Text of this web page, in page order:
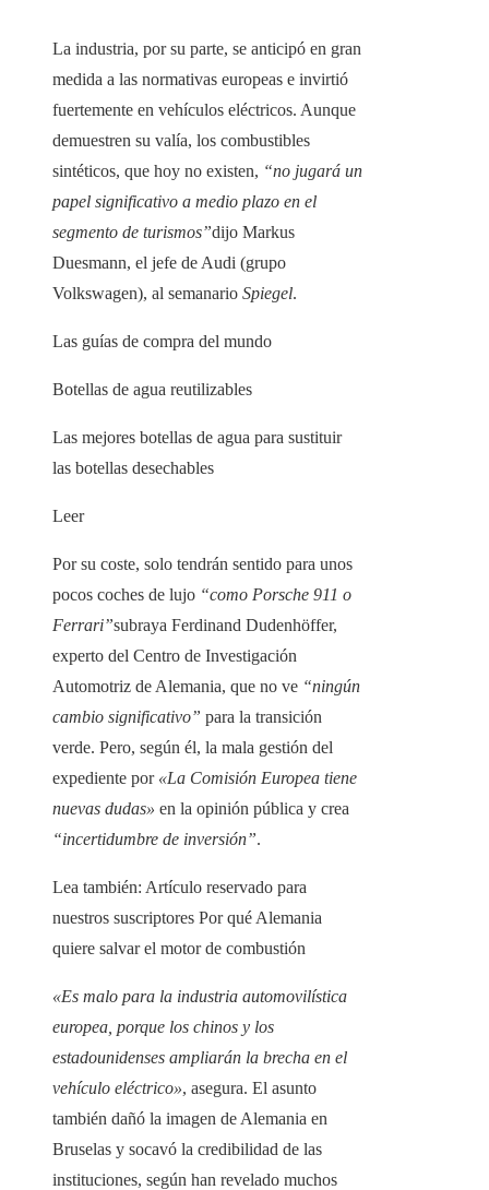
La industria, por su parte, se anticipó en gran
medida a las normativas europeas e invirtió
fuertemente en vehículos eléctricos. Aunque
demuestren su valía, los combustibles
sintéticos, que hoy no existen, “no jugará un
papel significativo a medio plazo en el
segmento de turismos”dijo Markus
Duesmann, el jefe de Audi (grupo
Volkswagen), al semanario Spiegel.
Las guías de compra del mundo
Botellas de agua reutilizables
Las mejores botellas de agua para sustituir
las botellas desechables
Leer
Por su coste, solo tendrán sentido para unos
pocos coches de lujo “como Porsche 911 o
Ferrari”subraya Ferdinand Dudenhöffer,
experto del Centro de Investigación
Automotriz de Alemania, que no ve “ningún
cambio significativo” para la transición
verde. Pero, según él, la mala gestión del
expediente por «La Comisión Europea tiene
nuevas dudas» en la opinión pública y crea
“incertidumbre de inversión”.
Lea también: Artículo reservado para
nuestros suscriptores Por qué Alemania
quiere salvar el motor de combustión
«Es malo para la industria automovilística
europea, porque los chinos y los
estadounidenses ampliarán la brecha en el
vehículo eléctrico», asegura. El asunto
también dañó la imagen de Alemania en
Bruselas y socavó la credibilidad de las
instituciones, según han revelado muchos